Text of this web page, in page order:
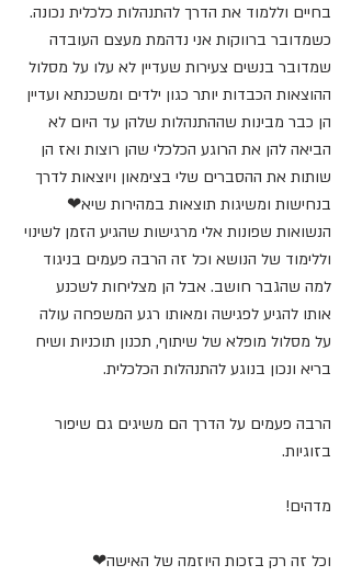
בחיים וללמוד את הדרך להתנהלות כלכלית נכונה.
כשמדובר ברווקות אני נדהמת מעצם העובדה
שמדובר בנשים צעירות שעדיין לא עלו על מסלול
ההוצאות הכבדות יותר כגון ילדים ומשכנתא ועדיין
הן כבר מבינות שההתנהלות שלהן עד היום לא
הביאה להן את הרוגע הכלכלי שהן רוצות ואז הן
שותות את ההסברים שלי בצימאון ויוצאות לדרך
בנחישות ומשיגות תוצאות במהירות שיא❤
הנשואות שפונות אלי מרגישות שהגיע הזמן לשינוי
וללימוד של הנושא וכל זה הרבה פעמים בניגוד
למה שהגבר חושב. אבל הן מצליחות לשכנע
אותו להגיע לפגישה ומאותו רגע המשפחה עולה
על מסלול מופלא של שיתוף, תכנון תוכניות ושיח
בריא ונכון בנוגע להתנהלות הכלכלית.
הרבה פעמים על הדרך הם משיגים גם שיפור
בזוגיות.
מדהים!
וכל זה רק בזכות היוזמה של האישה❤